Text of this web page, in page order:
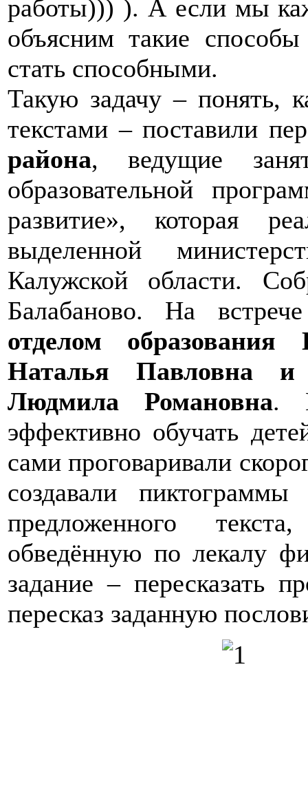
работы))) ). А если мы
объясним такие
стать способными.
Такую задачу – понять,
текстами – поставили
района, ведущие
образовательной
развитие», которая
выделенной
Калужской области.
Балабаново. На
отделом образования
Наталья Павловна
Людмила Романовна.
эффективно обучать
сами проговаривали
создавали
предложенного
обведённую по лекалу
задание – пересказать
пересказ заданную